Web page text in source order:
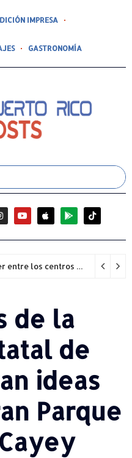
IMPRESA
GASTRONOMÍA
Hospital General de Castañer entre los centros de salud comunitarios con mejor desempeño clínico de Estados Unidos
de la
de
ideas
Parque